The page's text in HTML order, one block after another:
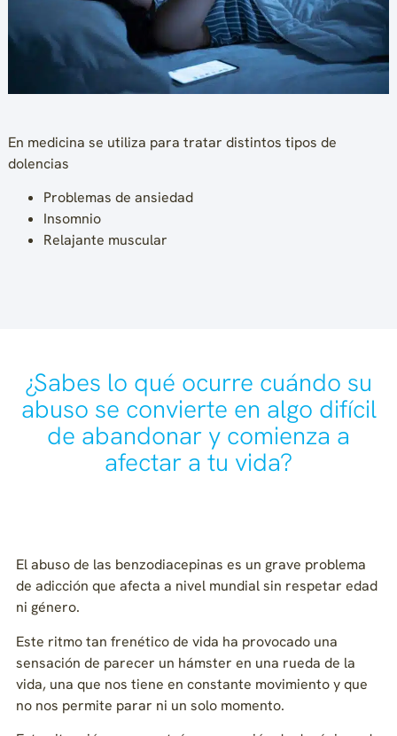
En medicina se utiliza para tratar distintos tipos de
dolencias
Problemas de ansiedad
Insomnio
Relajante muscular
¿Sabes lo qué ocurre cuándo su
abuso se convierte en algo difícil
de abandonar y comienza a
afectar a tu vida?
El abuso de las benzodiacepinas es un grave problema
de adicción que afecta a nivel mundial sin respetar edad
ni género.
Este ritmo tan frenético de vida ha provocado una
sensación de parecer un hámster en una rueda de la
vida, una que nos tiene en constante movimiento y que
no nos permite parar ni un solo momento.